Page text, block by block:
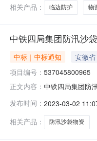
相关产品：
临边防护 物
中铁四局集团防汛沙
中标｜中标通知 安徽
项目编号： 537045800965
正文内容： 中铁四局集团防
发布时间： 2023-03-02
相关产品：
防汛沙袋物资